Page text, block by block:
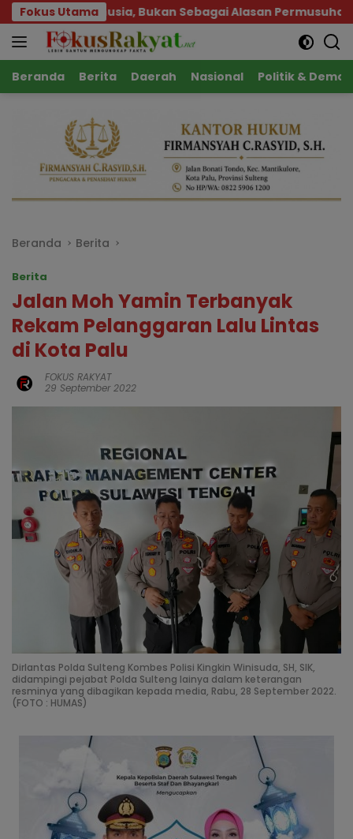
Langsung
ke
konten
Fokus Utama
Manusia, Bukan Sebagai Alasan Permusuhan
Beranda Berita Daerah Nasional Politik &
Beranda Berita
Berita
Jalan Moh Yamin Terbanyak
Rekam Pelanggaran Lalu Lintas
di Kota Palu
FOKUS RAKYAT
29 September 2022
Dirlantas Polda Sulteng Kombes Polisi Kingkin Winisuda, SH, SIK,
didampingi pejabat Polda Sulteng lainya dalam keterangan
resminya yang dibagikan kepada media, Rabu, 28 September 2022.
(FOTO : HUMAS)